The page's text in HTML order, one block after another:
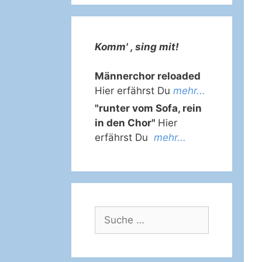
Komm' , sing mit!
Männerchor reloaded
Hier erfährst Du mehr...
"runter vom Sofa, rein
in den Chor" Hier
erfährst Du mehr...
Suche
nach: